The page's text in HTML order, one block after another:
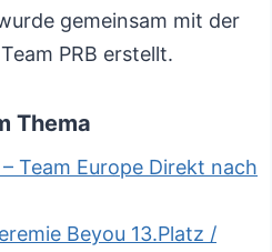
gemeinsam mit der
PRB erstellt.
Thema
Team Europe Direkt nach
Beyou 13.Platz /